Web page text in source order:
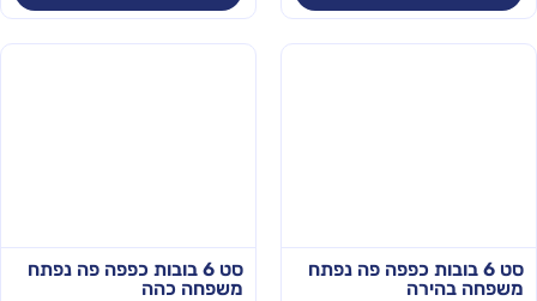
סט 6 בובות כפפה פה נפתח
משפחה בהירה
סט 6 בובות כפפה פה נפתח
משפחה כהה